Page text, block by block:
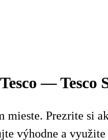
—
mieste. Prezrite si
výhodne a